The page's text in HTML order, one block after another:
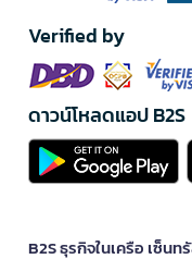
Verified by
ดาวน์โหลดแอป B2S
B2S ธุรกิจในเครือ เซ็น